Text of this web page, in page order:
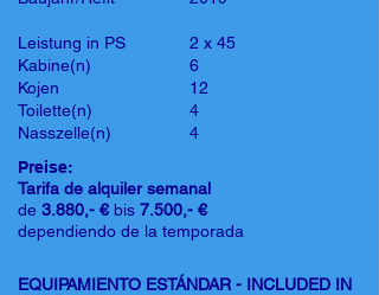
Leistung in PS
Kabine(n)
Kojen
Toilette(n)
Nasszelle(n)
2 x 45
6
12
4
4
Preise:
Tarifa de alquiler semanal
de 3.880,- € bis 7.500,- €
dependiendo de la temporada
EQUIPAMIENTO ESTÁNDAR - INCLUDED IN